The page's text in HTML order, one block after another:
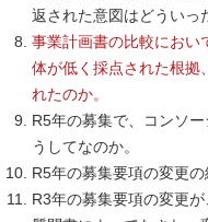
返された意図はどういっ
事業計画書の比較におい
体が低く採点された根拠
れたのか。
R5年の募集で、コンソ
うしてなのか。
R5年の募集要項の変更
R3年の募集要項の変更